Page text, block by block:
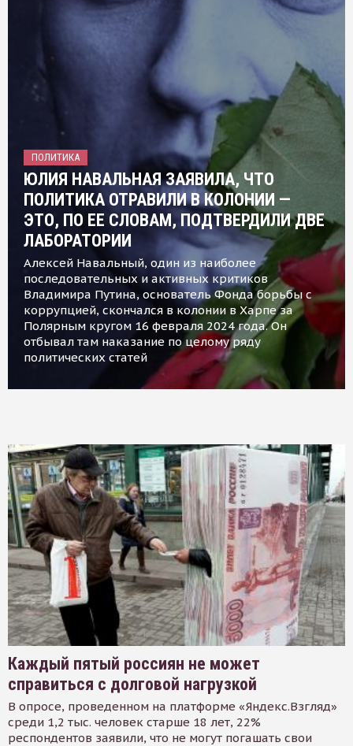
ПОЛИТИКА
ЮЛИЯ НАВАЛЬНАЯ ЗАЯВИЛА, ЧТО
ПОЛИТИКА ОТРАВИЛИ В КОЛОНИИ —
ЭТО, ПО ЕЕ СЛОВАМ, ПОДТВЕРДИЛИ ДВЕ
ЛАБОРАТОРИИ
Алексей Навальный, один из наиболее
последовательных и активных критиков
Владимира Путина, основатель Фонда борьбы с
коррупцией, скончался в колонии в Харпе за
Полярным кругом 16 февраля 2024 года. Он
отбывал там наказание по целому ряду
политических статей
Каждый пятый россиян не может
справиться с долговой нагрузкой
В опросе, проведенном на платформе «Яндекс.Взгляд»
среди 1,2 тыс. человек старше 18 лет, 22%
респондентов заявили, что не могут погашать свои